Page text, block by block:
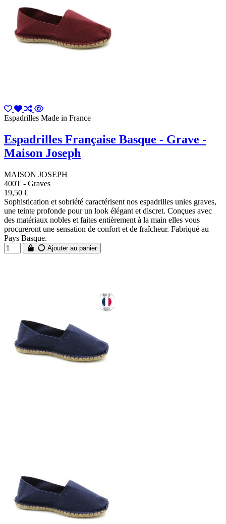
Espadrilles Made in France
Espadrilles Française Basque - Grave -
Maison Joseph
MAISON JOSEPH
400T - Graves
19,50 €
Sophistication et sobriété caractérisent nos espadrilles unies graves,
une teinte profonde pour un look élégant et discret. Conçues avec
des matériaux nobles et faites entièrement à la main elles vous
procureront une sensation de confort et de fraîcheur. Fabriqué au
Pays Basque.
Ajouter au panier